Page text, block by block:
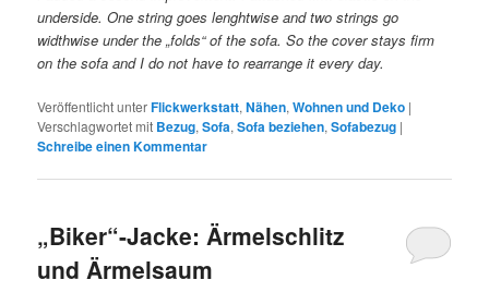
underside. One string goes lenghtwise and two strings go
widthwise under the „folds“ of the sofa. So the cover stays firm
on the sofa and I do not have to rearrange it every day.
Veröffentlicht unterFlickwerkstatt,Nähen,Wohnen und Deko |
Verschlagwortet mit Bezug,Sofa,Sofa beziehen,Sofabezug |
Schreibe einen Kommentar
„Biker“-Jacke: Ärmelschlitz
und Ärmelsaum